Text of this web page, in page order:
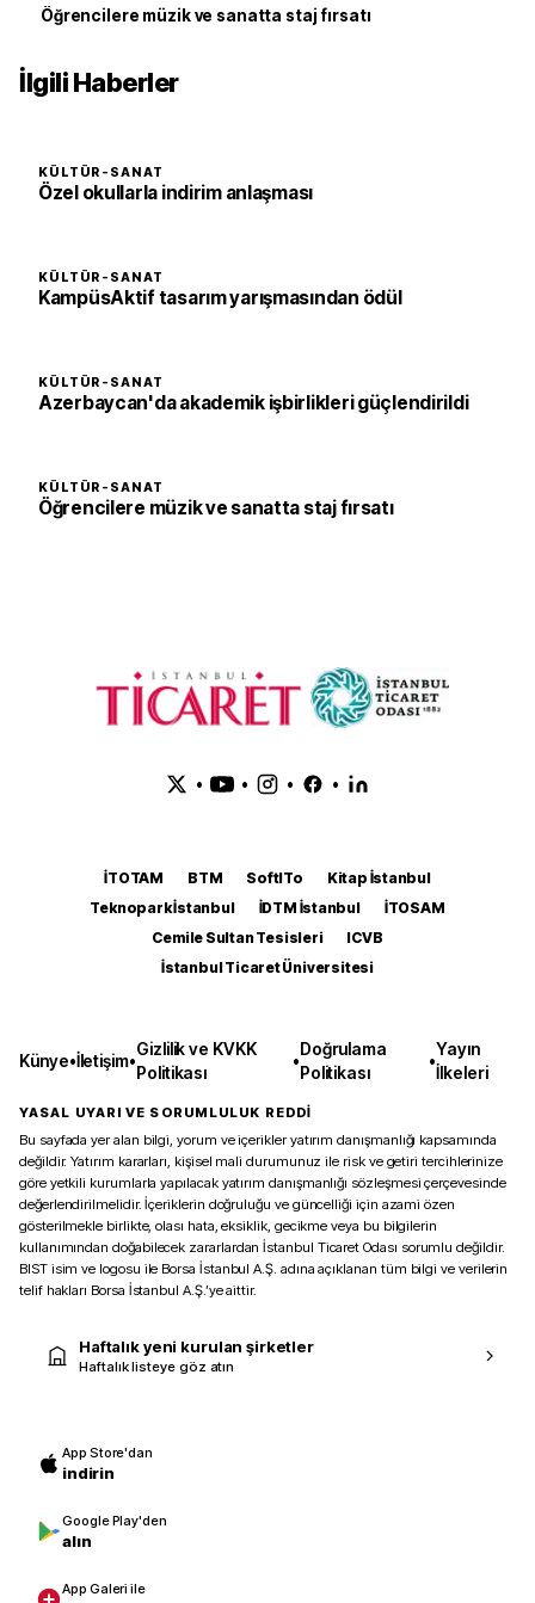
Öğrencilere müzik ve sanatta staj fırsatı
İlgili Haberler
KÜLTÜR-SANAT
Özel okullarla indirim anlaşması
KÜLTÜR-SANAT
KampüsAktif tasarım yarışmasından ödül
KÜLTÜR-SANAT
Azerbaycan'da akademik işbirlikleri güçlendirildi
KÜLTÜR-SANAT
Öğrencilere müzik ve sanatta staj fırsatı
• • • •
İTOTAM BTM SoftITo
Kitap İstanbul
Teknopark İstanbul
İDTM İstanbul
İTOSAM
Cemile Sultan Tesisleri
ICVB
İstanbul Ticaret Üniversitesi
Künye•İletişim•
Gizlilik ve KVKK
Politikası
•
Doğrulama
Politikası
•
Yayın
İlkeleri
YASAL UYARI VE SORUMLULUK REDDİ
Bu sayfada yer alan bilgi, yorum ve içerikler yatırım danışmanlığı kapsamında
değildir. Yatırım kararları, kişisel mali durumunuz ile risk ve getiri tercihlerinize
göre yetkili kurumlarla yapılacak yatırım danışmanlığı sözleşmesi çerçevesinde
değerlendirilmelidir. İçeriklerin doğruluğu ve güncelliği için azami özen
gösterilmekle birlikte, olası hata, eksiklik, gecikme veya bu bilgilerin
kullanımından doğabilecek zararlardan İstanbul Ticaret Odası sorumlu değildir.
BIST isim ve logosu ile Borsa İstanbul A.Ş. adına açıklanan tüm bilgi ve verilerin
telif hakları Borsa İstanbul A.Ş.’ye aittir.
Haftalık yeni kurulan şirketler
Haftalık listeye göz atın
App Store'dan
indirin
Google Play'den
alın
App Galeri ile